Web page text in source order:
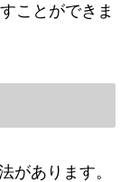
ことができま
があります。